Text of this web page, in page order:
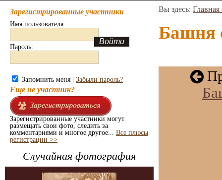
Зарегистрированные участники
Имя пользователя:
Пароль:
Запомнить меня | Забыли пароль?
Еще не участник?
Зарегистрированные участники могут
размещать свои фото, следить за
комментариями и многое другое... Все плюсы
регистрации >>
Случайная фотография
Вы здесь: Главная
Башня